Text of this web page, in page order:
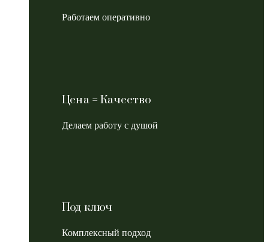
Работаем оперативно
Цена = Качество
Делаем работу с душой
Под ключ
Комплексный подход